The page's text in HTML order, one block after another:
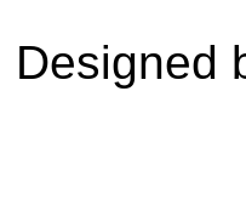
Designed